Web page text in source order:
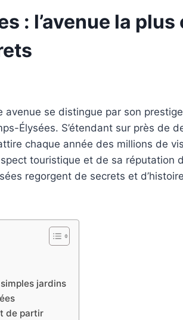
: l’avenue la plus
se distingue par son
Élysées. S’étendant sur près de
chaque année des millions de
touristique et de sa réputation
regorgent de secrets et
jardins
de partir